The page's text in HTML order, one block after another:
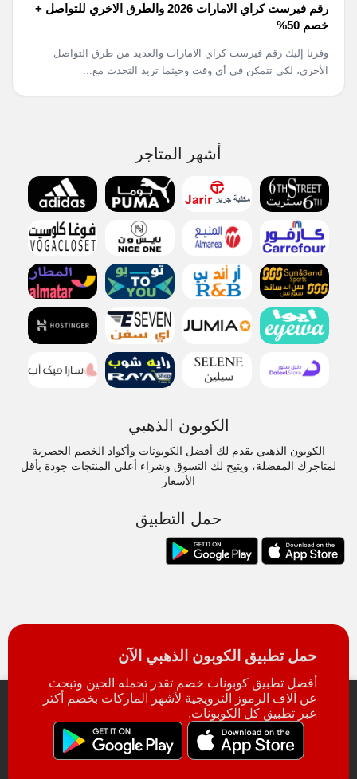
رقم فيرست كراي الامارات 2026 والطرق الاخري للتواصل +
خصم 50%
وفرنا إليك رقم فيرست كراي الامارات والعديد من طرق التواصل
الأخرى، لكي تتمكن في أي وقت وحيثما تريد التحدث مع...
أشهر المتاجر
الكوبون الذهبي
الكوبون الذهبي يقدم لك أفضل الكوبونات وأكواد الخصم الحصرية
لمتاجرك المفضلة، ويتيح لك التسوق وشراء أعلى المنتجات جودة بأقل
الأسعار
حمل التطبيق
حمل تطبيق الكوبون الذهبي الآن
أفضل تطبيق كوبونات خصم تقدر تحمله الحين وتبحث
عن آلاف الرموز الترويجية لأشهر الماركات بخصم أكثر
عبر تطبيق كل الكوبونات.